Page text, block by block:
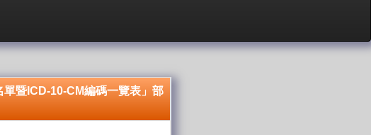
暨ICD-10-CM編碼一覽表」部